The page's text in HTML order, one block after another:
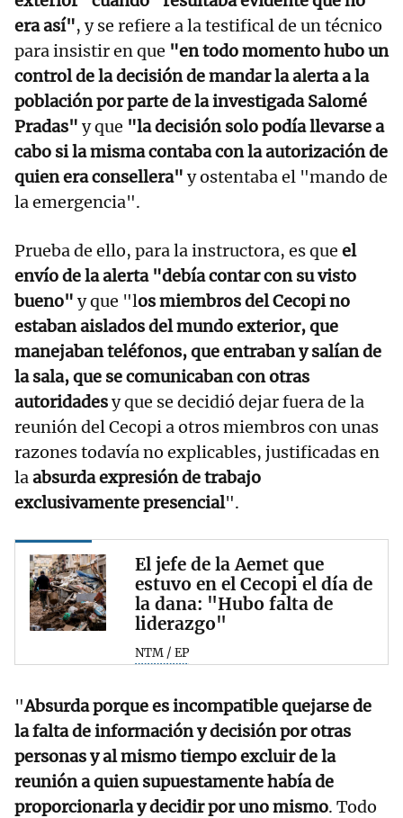
era así", y se refiere a la testifical de un técnico
para insistir en que "en todo momento hubo un
control de la decisión de mandar la alerta a la
población por parte de la investigada Salomé
Pradas" y que "la decisión solo podía llevarse a
cabo si la misma contaba con la autorización de
quien era consellera" y ostentaba el "mando de
la emergencia".
Prueba de ello, para la instructora, es que el
envío de la alerta "debía contar con su visto
bueno" y que "los miembros del Cecopi no
estaban aislados del mundo exterior, que
manejaban teléfonos, que entraban y salían de
la sala, que se comunicaban con otras
autoridadesy que se decidió dejar fuera de la
reunión del Cecopi a otros miembros con unas
razones todavía no explicables, justificadas en
laabsurda expresión de trabajo
exclusivamente presencial".
El jefe de la Aemet que
estuvo en el Cecopi el día de
la dana: "Hubo falta de
liderazgo"
NTM / EP
"Absurda porque es incompatible quejarse de
la falta de información y decisión por otras
personas y al mismo tiempo excluir de la
reunión a quien supuestamente había de
proporcionarla y decidir por uno mismo. Todo